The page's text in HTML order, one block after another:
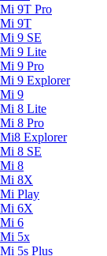
Mi 9T Pro
Mi 9T
Mi 9 SE
Mi 9 Lite
Mi 9 Pro
Mi 9 Explorer
Mi 9
Mi 8 Lite
Mi 8 Pro
Mi8 Explorer
Mi 8 SE
Mi 8
Mi 8X
Mi Play
Mi 6X
Mi 6
Mi 5x
Mi 5s Plus